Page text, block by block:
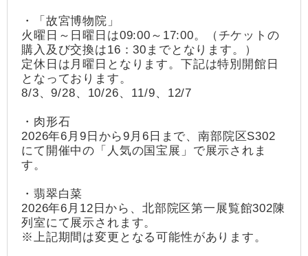
・「故宮博物院」
火曜日～日曜日は09:00～17:00。（チケットの
購入及び交換は16：30までとなります。）
定休日は月曜日となります。下記は特別開館日
となっております。
8/3、9/28、10/26、11/9、12/7
・肉形石
2026年6月9日から9月6日まで、南部院区S302
にて開催中の「人気の国宝展」で展示されま
す。
・翡翠白菜
2026年6月12日から、北部院区第一展覧館302陳
列室にて展示されます。
※上記期間は変更となる可能性があります。